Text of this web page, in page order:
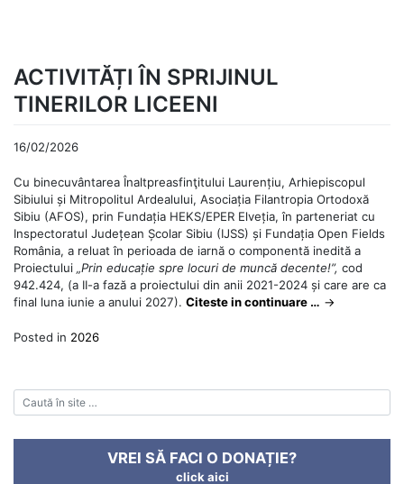
ACTIVITĂȚI ÎN SPRIJINUL
TINERILOR LICEENI
16/02/2026
Cu binecuvântarea Înaltpreasfinţitului Laurențiu, Arhiepiscopul
Sibiului și Mitropolitul Ardealului, Asociația Filantropia Ortodoxă
Sibiu (AFOS), prin Fundația HEKS/EPER Elveția, în parteneriat cu
Inspectoratul Județean Școlar Sibiu (IJSS) și Fundația Open Fields
România, a reluat în perioada de iarnă o componentă inedită a
Proiectului „Prin educație spre locuri de muncă decente!”, cod
942.424, (a II-a fază a proiectului din anii 2021-2024 și care are ca
final luna iunie a anului 2027). Citeste in continuare … →
Posted in 2026
VREI SĂ FACI O DONAȚIE?
click aici